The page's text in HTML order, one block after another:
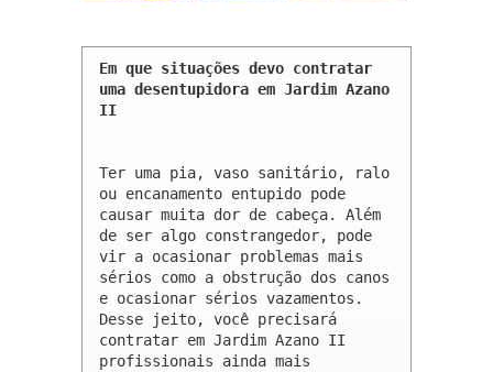
Em que situações devo contratar
uma desentupidora em Jardim Azano
II
Ter uma pia, vaso sanitário, ralo
ou encanamento entupido pode
causar muita dor de cabeça. Além
de ser algo constrangedor, pode
vir a ocasionar problemas mais
sérios como a obstrução dos canos
e ocasionar sérios vazamentos.
Desse jeito, você precisará
contratar em Jardim Azano II
profissionais ainda mais